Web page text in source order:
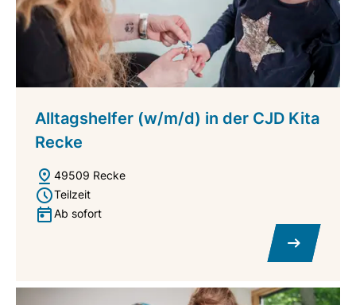
Alltagshelfer (w/m/d) in der CJD Kita
Recke
49509 Recke
Teilzeit
Ab sofort